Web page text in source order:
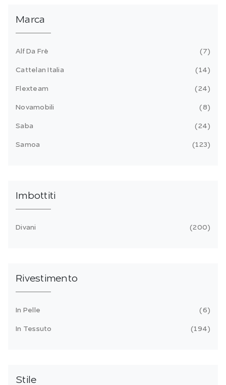
Marca
Alf Da Frè 7
Cattelan Italia 14
Flexteam 24
Novamobili 8
Saba 24
Samoa 123
Imbottiti
Divani 200
Rivestimento
In Pelle 6
In Tessuto 194
Stile